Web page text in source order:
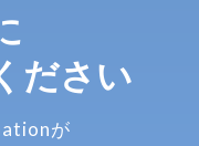
ださい
が